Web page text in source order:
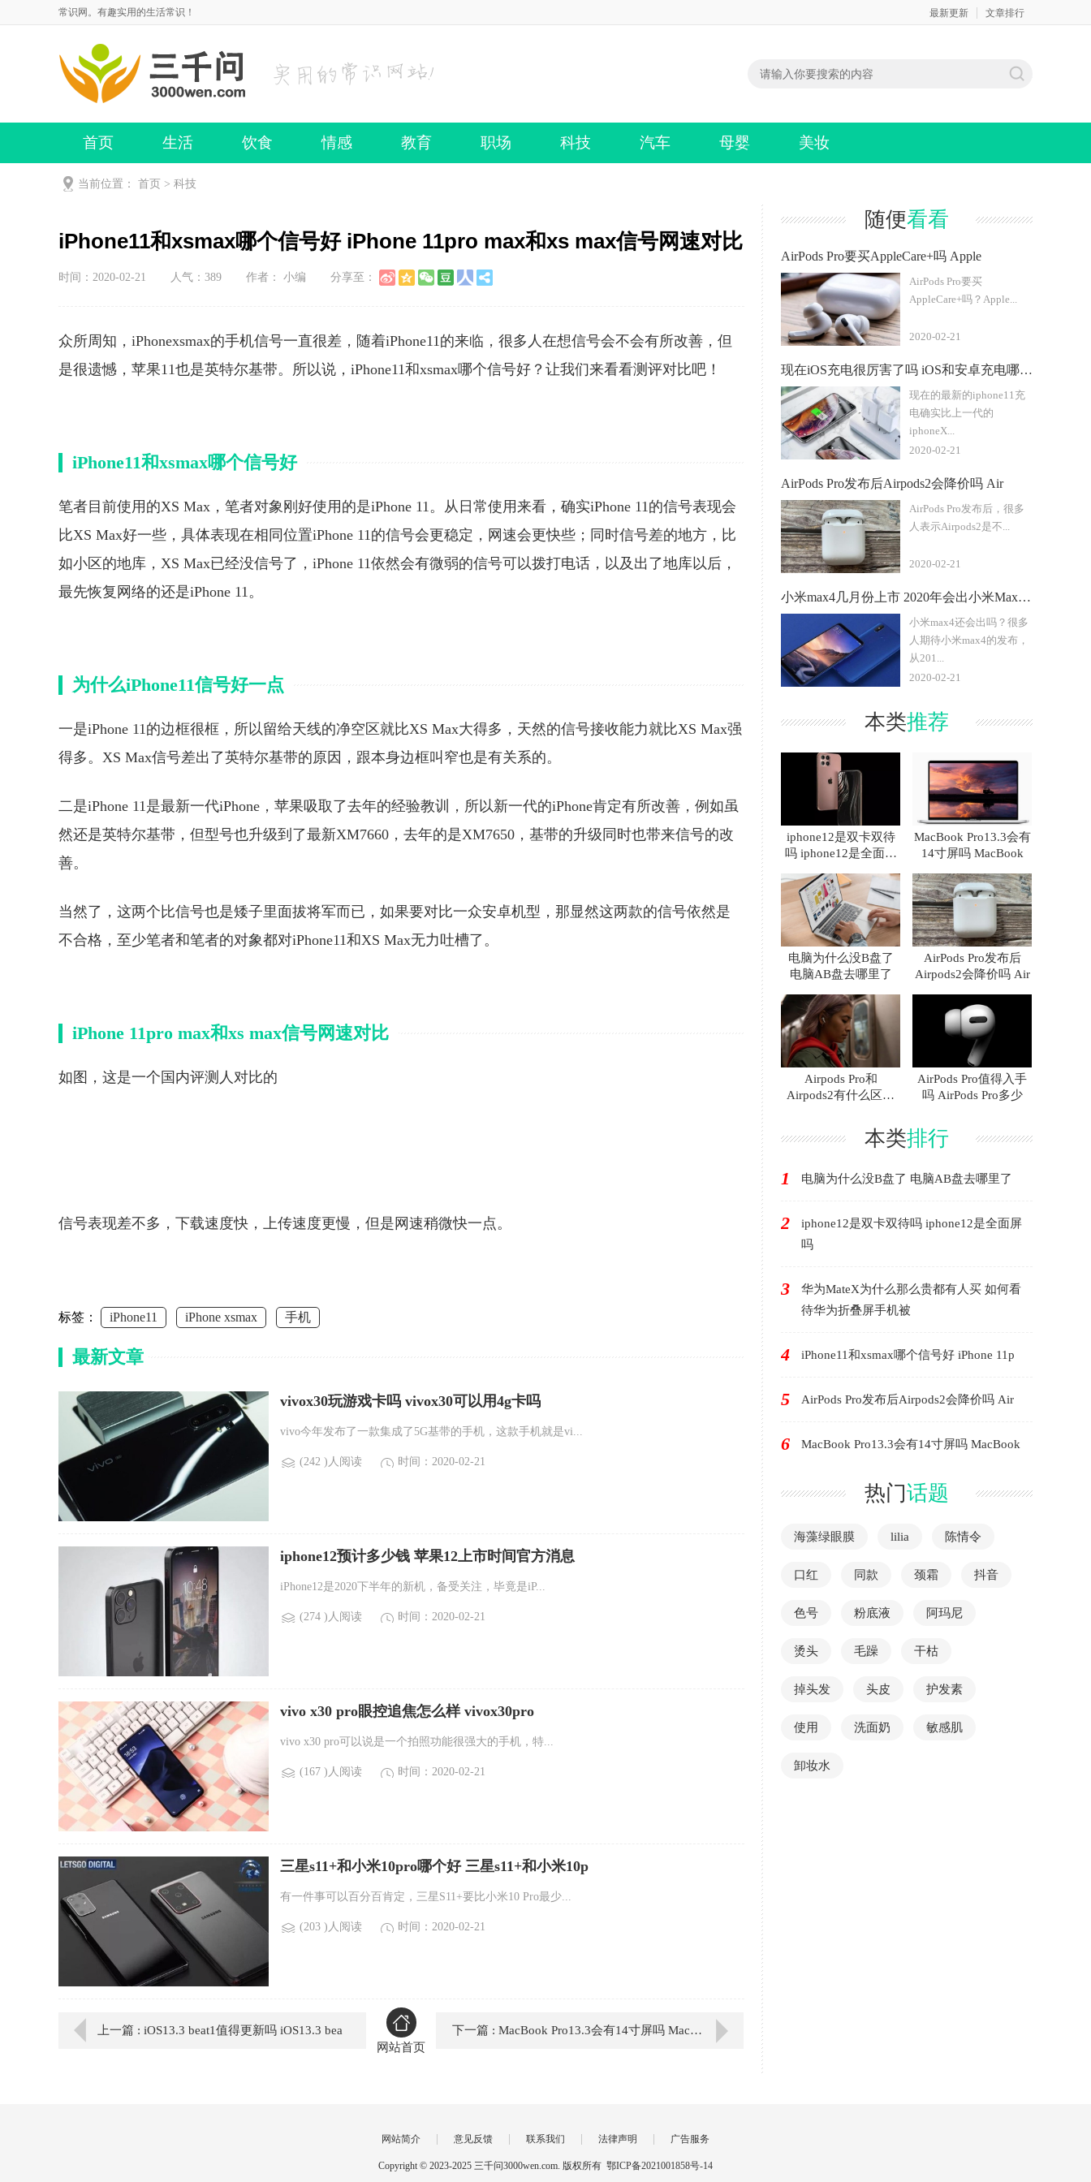
常识网。有趣实用的生活常识！ 最新更新 文章排行
首页 生活 饮食 情感 教育 职场 科技 汽车 母婴 美妆
当前位置： 首页 > 科技
iPhone11和xsmax哪个信号好 iPhone 11pro max和xs max信号网速对比
时间：2020-02-21 人气： 389 作者： 小编 分享至：
众所周知，iPhonexsmax的手机信号一直很差，随着iPhone11的来临，很多人在想信号会不会有所改善，但
是很遗憾，苹果11也是英特尔基带。所以说，iPhone11和xsmax哪个信号好？让我们来看看测评对比吧！
iPhone11和xsmax哪个信号好
笔者目前使用的XS Max，笔者对象刚好使用的是iPhone 11。从日常使用来看，确实iPhone 11的信号表现会
比XS Max好一些，具体表现在相同位置iPhone 11的信号会更稳定，网速会更快些；同时信号差的地方，比
如小区的地库，XS Max已经没信号了，iPhone 11依然会有微弱的信号可以拨打电话，以及出了地库以后，
最先恢复网络的还是iPhone 11。
为什么iPhone11信号好一点
一是iPhone 11的边框很框，所以留给天线的净空区就比XS Max大得多，天然的信号接收能力就比XS Max强
得多。XS Max信号差出了英特尔基带的原因，跟本身边框叫窄也是有关系的。
二是iPhone 11是最新一代iPhone，苹果吸取了去年的经验教训，所以新一代的iPhone肯定有所改善，例如虽
然还是英特尔基带，但型号也升级到了最新XM7660，去年的是XM7650，基带的升级同时也带来信号的改
善。
当然了，这两个比信号也是矮子里面拔将军而已，如果要对比一众安卓机型，那显然这两款的信号依然是
不合格，至少笔者和笔者的对象都对iPhone11和XS Max无力吐槽了。
iPhone 11pro max和xs max信号网速对比
如图，这是一个国内评测人对比的
信号表现差不多，下载速度快，上传速度更慢，但是网速稍微快一点。
标签： iPhone11 iPhone xsmax 手机
最新文章
vivox30玩游戏卡吗 vivox30可以用4g卡吗
vivo今年发布了一款集成了5G基带的手机，这款手机就是vi...
(242 )人阅读 时间：2020-02-21
iphone12预计多少钱 苹果12上市时间官方消息
iPhone12是2020下半年的新机，备受关注，毕竟是iP...
(274 )人阅读 时间：2020-02-21
vivo x30 pro眼控追焦怎么样 vivox30pro
vivo x30 pro可以说是一个拍照功能很强大的手机，特...
(167 )人阅读 时间：2020-02-21
三星s11+和小米10pro哪个好 三星s11+和小米10p
有一件事可以百分百肯定，三星S11+要比小米10 Pro最少...
(203 )人阅读 时间：2020-02-21
上一篇 : iOS13.3 beat1值得更新吗 iOS13.3 bea
网站首页
下一篇 : MacBook Pro13.3会有14寸屏吗 MacBook
随便看看
AirPods Pro要买AppleCare+吗 Apple
AirPods Pro要买
AppleCare+吗？Apple...
2020-02-21
现在iOS充电很厉害了吗 iOS和安卓充电哪个强
现在的最新的iphone11充
电确实比上一代的
iphoneX...
2020-02-21
AirPods Pro发布后Airpods2会降价吗 Air
AirPods Pro发布后，很多
人表示Airpods2是不...
2020-02-21
小米max4几月份上市 2020年会出小米Max4吗
小米max4还会出吗？很多
人期待小米max4的发布，
从201...
2020-02-21
本类推荐
iphone12是双卡双待
吗 iphone12是全面屏
MacBook Pro13.3会有
14寸屏吗 MacBook
电脑为什么没B盘了
电脑AB盘去哪里了
AirPods Pro发布后
Airpods2会降价吗 Air
Airpods Pro和
Airpods2有什么区别
AirPods Pro值得入手
吗 AirPods Pro多少
本类排行
1 电脑为什么没B盘了 电脑AB盘去哪里了
2
iphone12是双卡双待吗 iphone12是全面屏
吗
3
华为MateX为什么那么贵都有人买 如何看
待华为折叠屏手机被
4 iPhone11和xsmax哪个信号好 iPhone 11p
5 AirPods Pro发布后Airpods2会降价吗 Air
6 MacBook Pro13.3会有14寸屏吗 MacBook
热门话题
海藻绿眼膜 lilia 陈情令
口红 同款 颈霜 抖音
色号 粉底液 阿玛尼
烫头 毛躁 干枯
掉头发 头皮 护发素
使用 洗面奶 敏感肌
卸妆水
网站简介 | 意见反馈 | 联系我们 | 法律声明 | 广告服务
Copyright © 2023-2025 三千问3000wen.com. 版权所有 鄂ICP备2021001858号-14